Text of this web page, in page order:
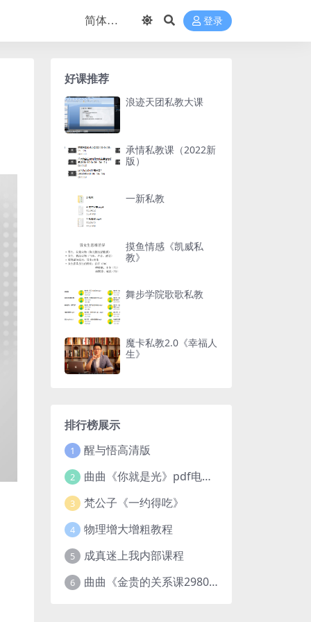
登录
好课推荐
浪迹天团私教大课
承情私教课（2022新
版）
一新私教
摸鱼情感《凯威私
教》
舞步学院歌歌私教
魔卡私教2.0《幸福人
生》
排行榜展示
1 醒与悟高清版
2 曲曲《你就是光》pdf电子版
3 梵公子《一约得吃》
4 物理增大增粗教程
5 成真迷上我内部课程
6 曲曲《金贵的关系课2980》